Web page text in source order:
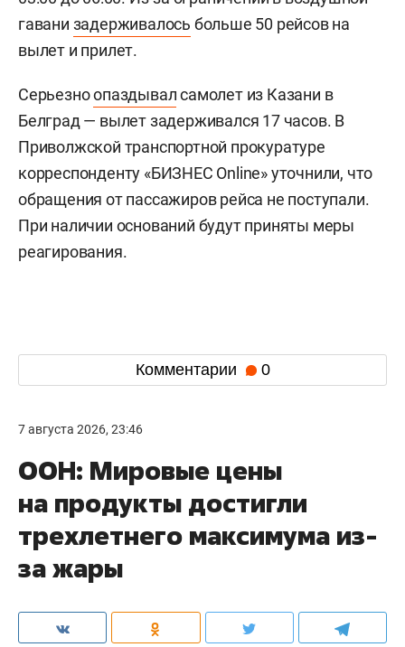
гавани задерживалось больше 50 рейсов на
вылет и прилет.
Серьезноопаздывалсамолет из Казани в
Белград — вылет задерживался 17 часов. В
Приволжской транспортной прокуратуре
корреспонденту «БИЗНЕС Online» уточнили, что
обращения от пассажиров рейса не поступали.
При наличии оснований будут приняты меры
реагирования.
Комментарии 0
7 августа 2026, 23:46
ООН: Мировые цены
на продукты достигли
трехлетнего максимума из-
за жары